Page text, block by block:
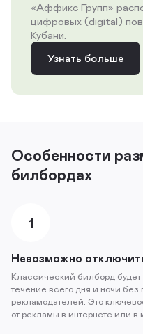
«Аффикс Групп»
цифровых (digital)
Кубани.
Узнать больше
Особенности
билбордах
1
Невозможно
Классический билборд будет
течение всего дня и ночи без
рекламодателей. Это
от рекламы в интернете или в